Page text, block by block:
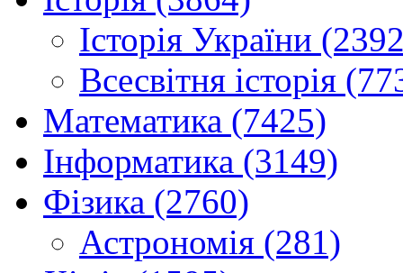
Історія України
Всесвітня історія
Математика (7425)
Інформатика (3149)
Фізика (2760)
Астрономія (281)